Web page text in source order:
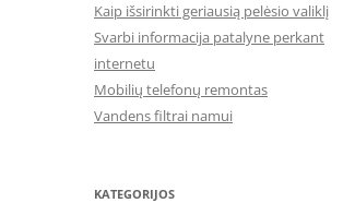
Kaip išsirinkti geriausią pelėsio valiklį
Svarbi informacija patalyne perkant
internetu
Mobilių telefonų remontas
Vandens filtrai namui
KATEGORIJOS